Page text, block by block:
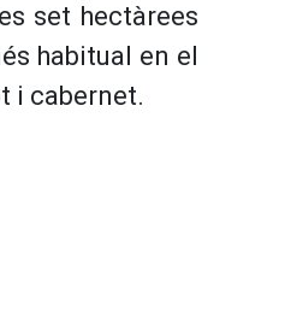
set hectàrees
habitual en el
i cabernet.